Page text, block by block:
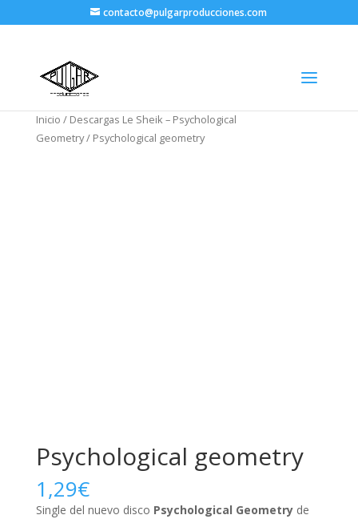
contacto@pulgarproducciones.com
Inicio / Descargas Le Sheik – Psychological
Geometry/ Psychological geometry
Psychological geometry
1,29€
Single del nuevo disco Psychological Geometryde